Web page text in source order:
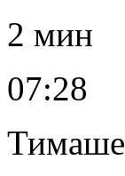
2 мин
07:28